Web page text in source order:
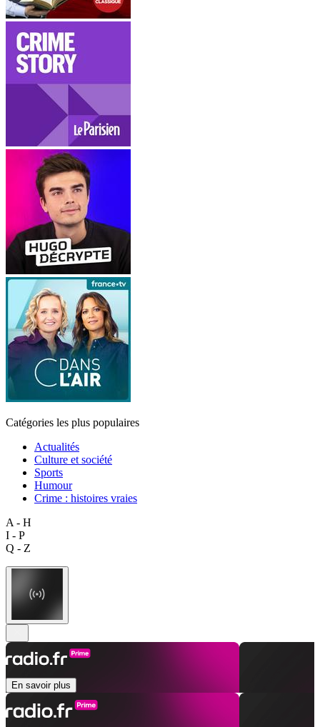
Catégories les plus populaires
Actualités
Culture et société
Sports
Humour
Crime : histoires vraies
A - H
I - P
Q - Z
En savoir plus